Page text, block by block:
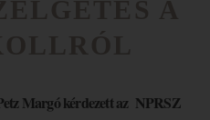
Margó kérdezett az NPRSZ